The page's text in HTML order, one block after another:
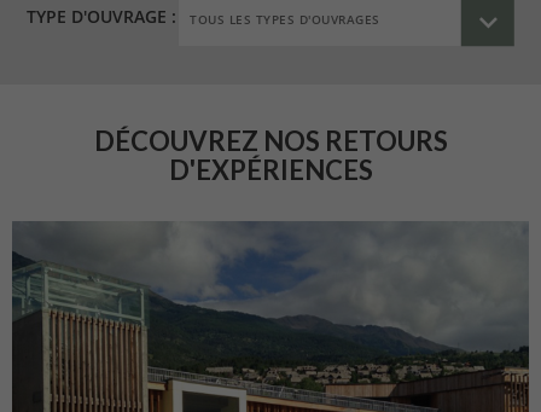
TYPE D'OUVRAGE :
DÉCOUVREZ NOS RETOURS
D'EXPÉRIENCES